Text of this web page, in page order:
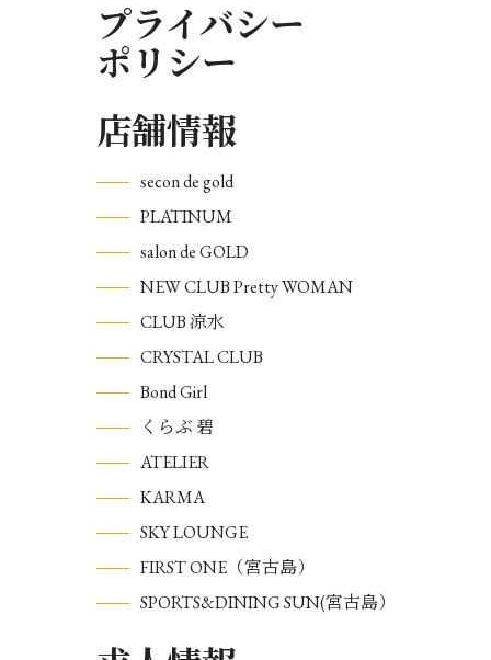
プライバシー
ポリシー
店舗情報
secon de gold
PLATINUM
salon de GOLD
NEW CLUB Pretty WOMAN
CLUB 涼水
CRYSTAL CLUB
Bond Girl
くらぶ 碧
ATELIER
KARMA
SKY LOUNGE
FIRST ONE（宮古島）
SPORTS&DINING SUN(宮古島）